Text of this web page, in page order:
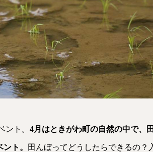
ント。 4月はときがわ町の自然の中で、
ト。 田んぼってどうしたらできるの？